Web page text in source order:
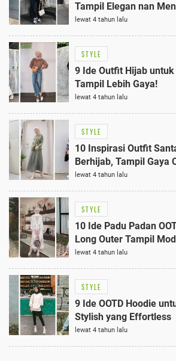
Tampil Elegan nan
lewat 4 tahun lalu
STYLE
9 Ide Outfit Hijab
Tampil Lebih Gaya!
lewat 4 tahun lalu
STYLE
10 Inspirasi Outfit
Berhijab, Tampil Gaya
lewat 4 tahun lalu
STYLE
10 Ide Padu Padan
Long Outer Tampil
lewat 4 tahun lalu
STYLE
9 Ide OOTD Hoodie
Stylish yang Effortless
lewat 4 tahun lalu